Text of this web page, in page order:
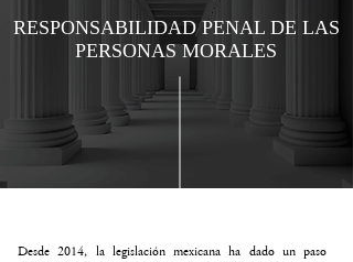
RESPONSABILIDAD PENAL DE LAS
PERSONAS MORALES
Desde 2014, la legislación mexicana ha dado un paso